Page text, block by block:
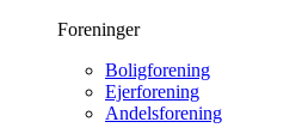
Foreninger
Boligforening
Ejerforening
Andelsforening